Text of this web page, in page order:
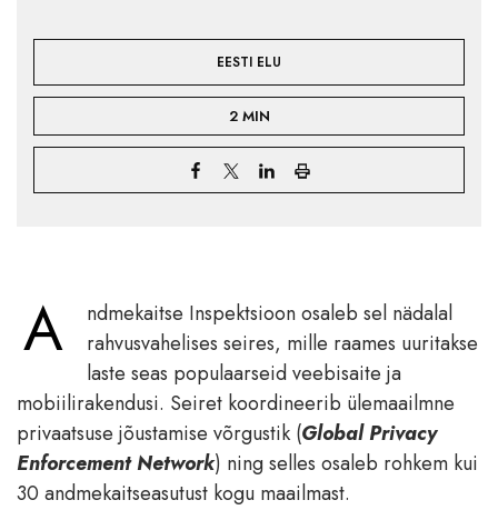
EESTI ELU
2 MIN
A
ndmekaitse Inspektsioon osaleb sel nädalal
rahvusvahelises seires, mille raames uuritakse
laste seas populaarseid veebisaite ja
mobiilirakendusi. Seiret koordineerib ülemaailmne
privaatsuse jõustamise võrgustik (Global Privacy
Enforcement Network) ning selles osaleb rohkem kui
30 andmekaitseasutust kogu maailmast.